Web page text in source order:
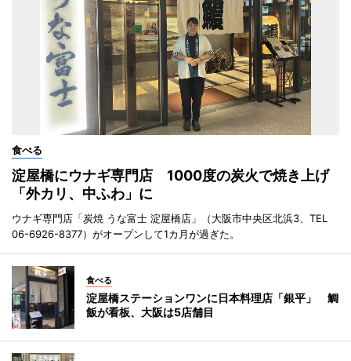
食べる
淀屋橋にウナギ専門店 1000度の炭火で焼き上げ
「外カリ、中ふわ」に
ウナギ専門店「炭焼 うな富士 淀屋橋店」（大阪市中央区北浜3、TEL
06-6926-8377）がオープンして1カ月が過ぎた。
食べる
淀屋橋ステーションワンに日本料理店「銀平」 鯛
飯が看板、大阪は5店舗目